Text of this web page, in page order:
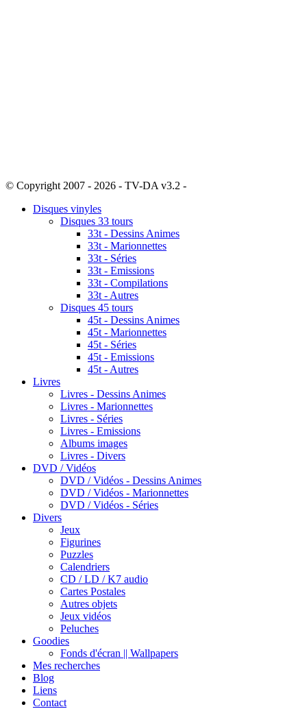
© Copyright 2007 - 2026 - TV-DA v3.2 -
Disques vinyles
Disques 33 tours
33t - Dessins Animes
33t - Marionnettes
33t - Séries
33t - Emissions
33t - Compilations
33t - Autres
Disques 45 tours
45t - Dessins Animes
45t - Marionnettes
45t - Séries
45t - Emissions
45t - Autres
Livres
Livres - Dessins Animes
Livres - Marionnettes
Livres - Séries
Livres - Emissions
Albums images
Livres - Divers
DVD / Vidéos
DVD / Vidéos - Dessins Animes
DVD / Vidéos - Marionnettes
DVD / Vidéos - Séries
Divers
Jeux
Figurines
Puzzles
Calendriers
CD / LD / K7 audio
Cartes Postales
Autres objets
Jeux vidéos
Peluches
Goodies
Fonds d'écran || Wallpapers
Mes recherches
Blog
Liens
Contact